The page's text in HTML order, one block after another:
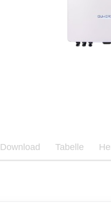
Download Tabelle